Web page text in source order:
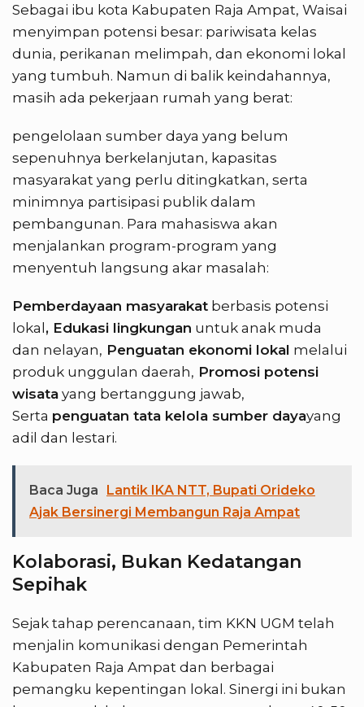
Sebagai ibu kota Kabupaten Raja Ampat, Waisai
menyimpan potensi besar: pariwisata kelas
dunia, perikanan melimpah, dan ekonomi lokal
yang tumbuh. Namun di balik keindahannya,
masih ada pekerjaan rumah yang berat:
pengelolaan sumber daya yang belum
sepenuhnya berkelanjutan, kapasitas
masyarakat yang perlu ditingkatkan, serta
minimnya partisipasi publik dalam
pembangunan. Para mahasiswa akan
menjalankan program-program yang
menyentuh langsung akar masalah:
Pemberdayaan masyarakat berbasis potensi
lokal , Edukasi lingkungan untuk anak muda
dan nelayan, Penguatan ekonomi lokal melalui
produk unggulan daerah, Promosi potensi
wisata yang bertanggung jawab,
Serta penguatan tata kelola sumber dayayang
adil dan lestari.
Baca Juga
Lantik IKA NTT, Bupati Orideko
Ajak Bersinergi Membangun Raja Ampat
Kolaborasi, Bukan Kedatangan
Sepihak
Sejak tahap perencanaan, tim KKN UGM telah
menjalin komunikasi dengan Pemerintah
Kabupaten Raja Ampat dan berbagai
pemangku kepentingan lokal. Sinergi ini bukan